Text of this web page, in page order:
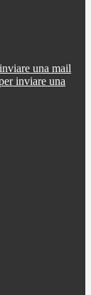
una mail
inviare una